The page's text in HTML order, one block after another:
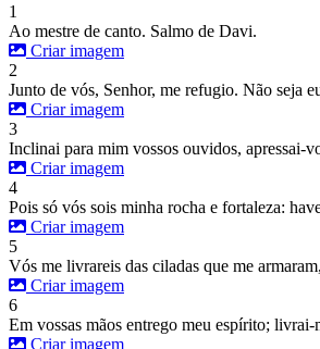
1
Ao mestre de canto. Salmo de Davi.
Criar imagem
2
Junto de vós, Senhor, me refugio. Não seja
Criar imagem
3
Inclinai para mim vossos ouvidos, apressai-
Criar imagem
4
Pois só vós sois minha rocha e fortaleza:
Criar imagem
5
Vós me livrareis das ciladas que me
Criar imagem
6
Em vossas mãos entrego meu espírito;
Criar imagem